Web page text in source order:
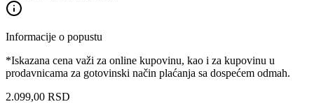
Informacije o popustu
*Iskazana cena važi za online kupovinu, kao i za kupovinu u
prodavnicama za gotovinski način plaćanja sa dospećem odmah.
2.099,00 RSD